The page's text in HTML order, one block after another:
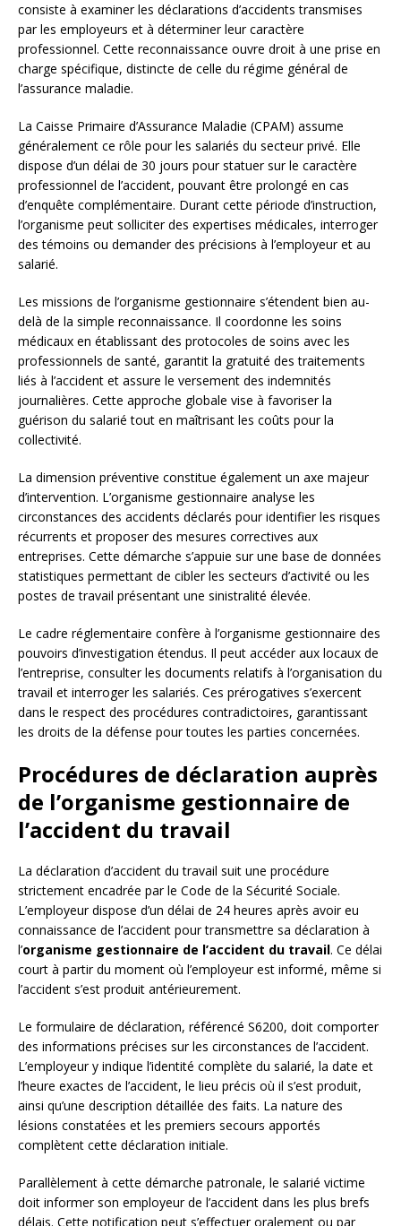
consiste à examiner les déclarations d’accidents transmises
par les employeurs et à déterminer leur caractère
professionnel. Cette reconnaissance ouvre droit à une prise en
charge spécifique, distincte de celle du régime général de
l’assurance maladie.
La Caisse Primaire d’Assurance Maladie (CPAM) assume
généralement ce rôle pour les salariés du secteur privé. Elle
dispose d’un délai de 30 jours pour statuer sur le caractère
professionnel de l’accident, pouvant être prolongé en cas
d’enquête complémentaire. Durant cette période d’instruction,
l’organisme peut solliciter des expertises médicales, interroger
des témoins ou demander des précisions à l’employeur et au
salarié.
Les missions de l’organisme gestionnaire s’étendent bien au-
delà de la simple reconnaissance. Il coordonne les soins
médicaux en établissant des protocoles de soins avec les
professionnels de santé, garantit la gratuité des traitements
liés à l’accident et assure le versement des indemnités
journalières. Cette approche globale vise à favoriser la
guérison du salarié tout en maîtrisant les coûts pour la
collectivité.
La dimension préventive constitue également un axe majeur
d’intervention. L’organisme gestionnaire analyse les
circonstances des accidents déclarés pour identifier les risques
récurrents et proposer des mesures correctives aux
entreprises. Cette démarche s’appuie sur une base de données
statistiques permettant de cibler les secteurs d’activité ou les
postes de travail présentant une sinistralité élevée.
Le cadre réglementaire confère à l’organisme gestionnaire des
pouvoirs d’investigation étendus. Il peut accéder aux locaux de
l’entreprise, consulter les documents relatifs à l’organisation du
travail et interroger les salariés. Ces prérogatives s’exercent
dans le respect des procédures contradictoires, garantissant
les droits de la défense pour toutes les parties concernées.
Procédures de déclaration auprès
de l’organisme gestionnaire de
l’accident du travail
La déclaration d’accident du travail suit une procédure
strictement encadrée par le Code de la Sécurité Sociale.
L’employeur dispose d’un délai de 24 heures après avoir eu
connaissance de l’accident pour transmettre sa déclaration à
l’organisme gestionnaire de l’accident du travail. Ce délai
court à partir du moment où l’employeur est informé, même si
l’accident s’est produit antérieurement.
Le formulaire de déclaration, référencé S6200, doit comporter
des informations précises sur les circonstances de l’accident.
L’employeur y indique l’identité complète du salarié, la date et
l’heure exactes de l’accident, le lieu précis où il s’est produit,
ainsi qu’une description détaillée des faits. La nature des
lésions constatées et les premiers secours apportés
complètent cette déclaration initiale.
Parallèlement à cette démarche patronale, le salarié victime
doit informer son employeur de l’accident dans les plus brefs
délais. Cette notification peut s’effectuer oralement ou par